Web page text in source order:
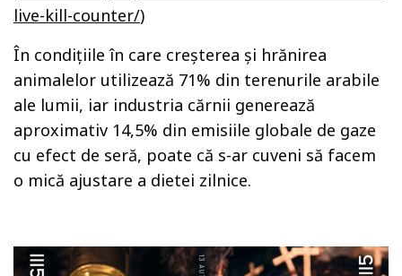
live-kill-counter/)
În condițiile în care creșterea și hrănirea
animalelor utilizează 71% din terenurile arabile
ale lumii, iar industria cărnii generează
aproximativ 14,5% din emisiile globale de gaze
cu efect de seră, poate că s-ar cuveni să facem
o mică ajustare a dietei zilnice.